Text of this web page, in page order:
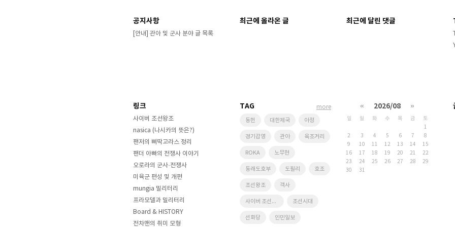
공지사항
[안내] 관아 및 군사 분야 글 목록
최근에 올라온 글 최근에 달린 댓글
링크
사이버 조선왕조
nasica (나시카의 뜻은?)
팬저의 삐딱고라스 정리
팬더 아빠의 전쟁사 이야기
오로라의 군사·전쟁사
미육군 편성 및 개편
mungia 밀리터리
프라모델과 밀리터리
Board & HISTORY
전차맨의 취미 모형
TAG
동헌 대한제국 아정
경기감영 관아 육조거리
ROKA 노무현
동래도호부 도필리 호조
조선왕조 객사
사이버 조선왕조 조선시대
선화당 인민일보
more « 2026/08 »
일 월 화 수 목 금
토
1
2
3 4 5 6 7
8
9
10 11 12 13 14
15
16
17 18 19 20 21
22
23
24 25 26 27 28
29
30
31